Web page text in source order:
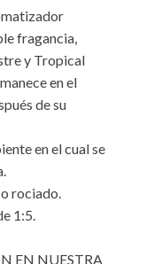
fragancia,
y Tropical
en el
de su
en el cual se
rociado.
1:5.
EN NUESTRA